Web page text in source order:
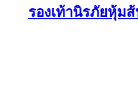
รองเท้านิรภัยหุ้ม